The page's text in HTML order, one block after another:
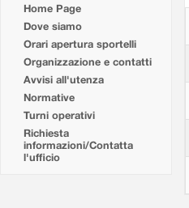
Home Page
Dove siamo
Orari apertura sportelli
Organizzazione e contatti
Avvisi all'utenza
Normative
Turni operativi
Richiesta
informazioni/Contatta
l'ufficio